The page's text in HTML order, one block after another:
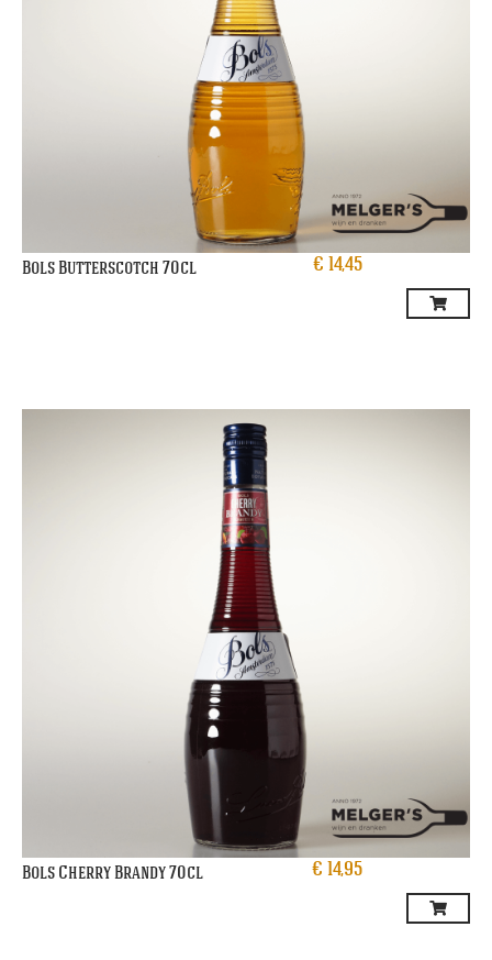
Bols Butterscotch 70cl € 14,45
Bols Cherry Brandy 70cl € 14,95